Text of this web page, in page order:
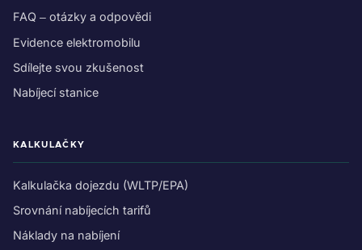
FAQ – otázky a odpovědi
Evidence elektromobilu
Sdílejte svou zkušenost
Nabíjecí stanice
KALKULAČKY
Kalkulačka dojezdu (WLTP/EPA)
Srovnání nabíjecích tarifů
Náklady na nabíjení